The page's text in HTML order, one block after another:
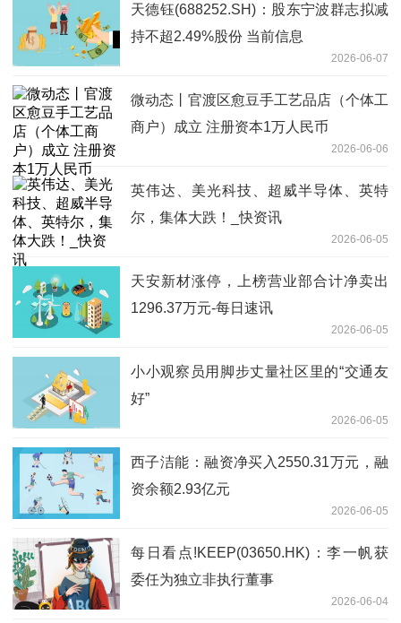
天德钰(688252.SH)：股东宁波群志拟减
持不超2.49%股份 当前信息
2026-06-07
微动态丨官渡区愈豆手工艺品店（个体工
商户）成立 注册资本1万人民币
2026-06-06
英伟达、美光科技、超威半导体、英特
尔，集体大跌！_快资讯
2026-06-05
天安新材涨停，上榜营业部合计净卖出
1296.37万元-每日速讯
2026-06-05
小小观察员用脚步丈量社区里的“交通友
好”
2026-06-05
西子洁能：融资净买入2550.31万元，融
资余额2.93亿元
2026-06-05
每日看点!KEEP(03650.HK)：李一帆获
委任为独立非执行董事
2026-06-04